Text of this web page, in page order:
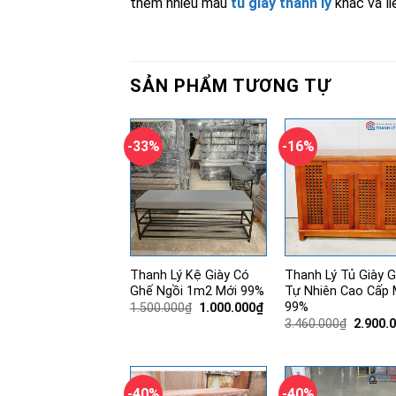
thêm nhiều mẫu tủ giày thanh lý khác và
SẢN PHẨM TƯƠNG TỰ
-33%
Thanh Lý Kệ Giày Có
Ghế Ngồi 1m2 Mới 99%
1.500.000₫ Giá
1.000.000₫Giá
hiện
-16%
Thanh Lý Tủ Giày
Tự Nhiên Cao Cấp
99%
3.460.000₫ Giá